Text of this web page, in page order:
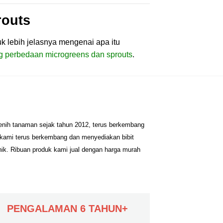
lebih jelasnya mengenai apa itu
perbedaan microgreens dan sprouts.
tanaman sejak tahun 2012, terus berkembang
terus berkembang dan menyediakan bibit
Ribuan produk kami jual dengan harga murah
PENGALAMAN 6 TAHUN+